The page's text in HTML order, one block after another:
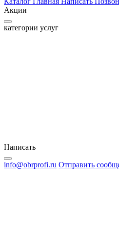
Акции
категории услуг
Написать
info@obrprofi.ru Отправить